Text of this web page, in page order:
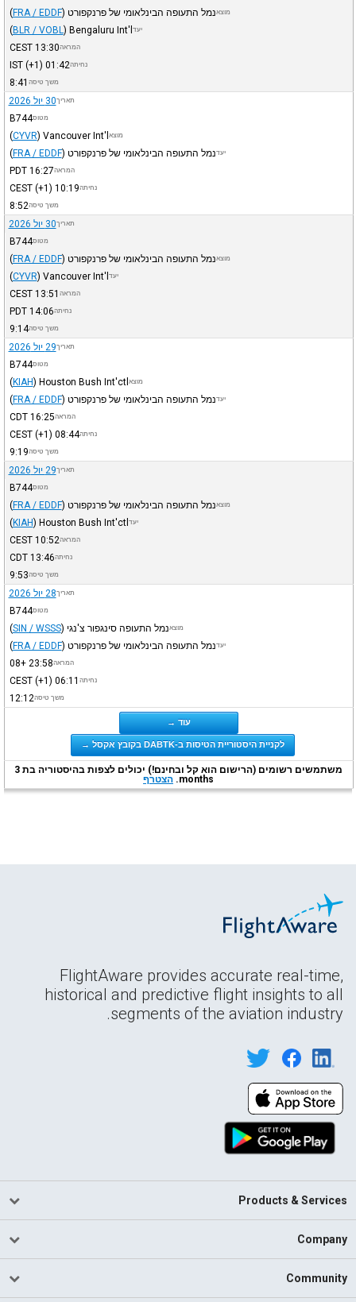
מוצאנמל התעופה הבינלאומי של פרנקפורט (FRA / EDDF)
יעד Bengaluru Int'l
(BLR / VOBL )
המראה13:30
CEST
נחיתה01:42
IST(+1)
משך טיסה 8:41
תאריך30 יול 2026
מטוסB744
מוצא Vancouver Int'l
(CYVR)
יעדנמל התעופה הבינלאומי של פרנקפורט (FRA / EDDF)
המראה16:27
PDT
נחיתה10:19
CEST(+1)
משך טיסה8:52
תאריך30 יול 2026
מטוסB744
מוצאנמל התעופה הבינלאומי של פרנקפורט (FRA / EDDF)
יעד Vancouver Int'l
(CYVR)
המראה 13:51
CEST
נחיתה14:06
PDT
משך טיסה9:14
תאריך29 יול 2026
מטוסB744
מוצא Houston Bush Int'ctl
(KIAH)
יעדנמל התעופה הבינלאומי של פרנקפורט (FRA / EDDF)
המראה16:25
CDT
נחיתה08:44
CEST(+1)
משך טיסה9:19
תאריך29 יול 2026
מטוסB744
מוצאנמל התעופה הבינלאומי של פרנקפורט (FRA / EDDF)
יעד Houston Bush Int'ctl
(KIAH)
המראה10:52
CEST
נחיתה13:46
CDT
משך טיסה9:53
תאריך28 יול 2026
מטוסB744
מוצאנמל התעופה סינגפור צ'נגי (SIN / WSSS)
יעדנמל התעופה הבינלאומי של פרנקפורט (FRA / EDDF)
המראה23:58
+08
נחיתה 06:11
CEST(+1)
משך טיסה12:12
עוד →
לקניית היסטוריית הטיסות ב-DABTK בקובץ אקסל →
משתמשים רשומים (הרישום הוא קל ובחינם!) יכולים לצפות בהיסטוריה בת 3
months. הצטרף
FlightAware provides accurate real-time,
historical and predictive flight insights to all
segments of the aviation industry.
Products & Services
Company
Community